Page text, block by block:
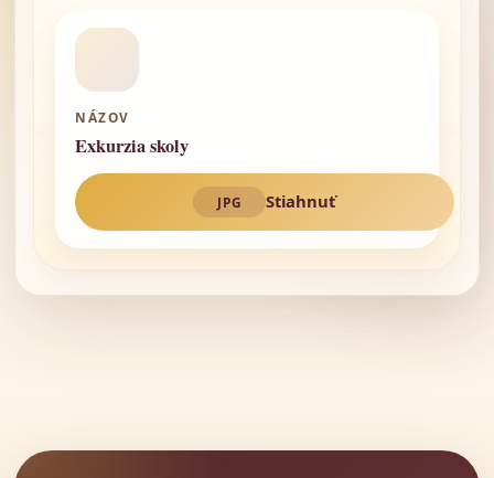
NÁZOV
Exkurzia skoly
JPG Stiahnuť